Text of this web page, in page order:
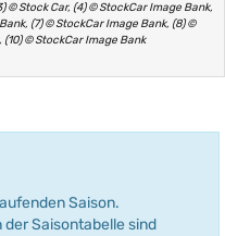
© Stock Car, (4) © StockCar Image Bank,
(7) © StockCar Image Bank, (8) ©
© StockCar Image Bank
Saison.
Saisontabelle sind